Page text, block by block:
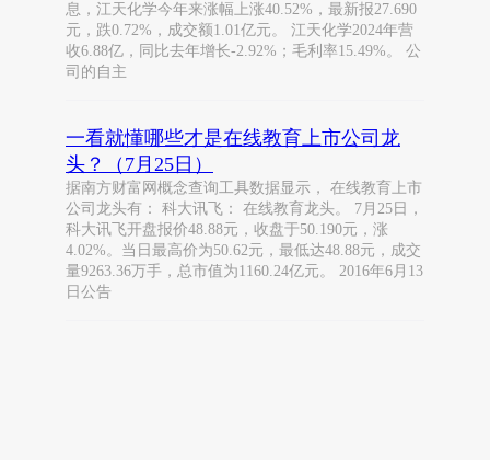
息，江天化学今年来涨幅上涨40.52%，最新报27.690
元，跌0.72%，成交额1.01亿元。 江天化学2024年营
收6.88亿，同比去年增长-2.92%；毛利率15.49%。 公
司的自主
一看就懂哪些才是在线教育上市公司龙
头？（7月25日）
据南方财富网概念查询工具数据显示， 在线教育上市
公司龙头有： 科大讯飞： 在线教育龙头。 7月25日，
科大讯飞开盘报价48.88元，收盘于50.190元，涨
4.02%。当日最高价为50.62元，最低达48.88元，成交
量9263.36万手，总市值为1160.24亿元。 2016年6月13
日公告